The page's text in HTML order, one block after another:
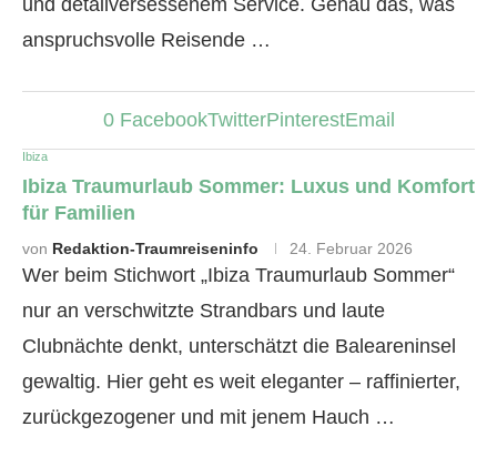
und detailversessenem Service. Genau das, was
anspruchsvolle Reisende …
0 FacebookTwitterPinterestEmail
Ibiza
Ibiza Traumurlaub Sommer: Luxus und Komfort
für Familien
von Redaktion-Traumreiseninfo 24. Februar 2026
Wer beim Stichwort „Ibiza Traumurlaub Sommer“
nur an verschwitzte Strandbars und laute
Clubnächte denkt, unterschätzt die Baleareninsel
gewaltig. Hier geht es weit eleganter – raffinierter,
zurückgezogener und mit jenem Hauch …